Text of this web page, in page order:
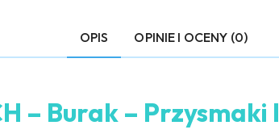
OPIS OPINIE I OCENY (0)
– Burak –